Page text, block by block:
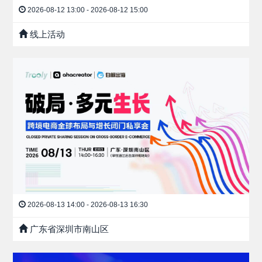
2026-08-12 13:00 - 2026-08-12 15:00
线上活动
2026-08-13 14:00 - 2026-08-13 16:30
广东省深圳市南山区